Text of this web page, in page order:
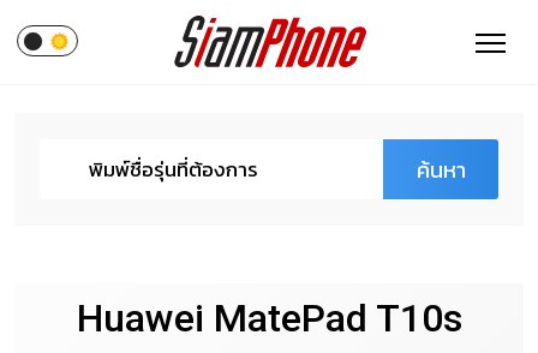
ค้นหา
Huawei MatePad T10s